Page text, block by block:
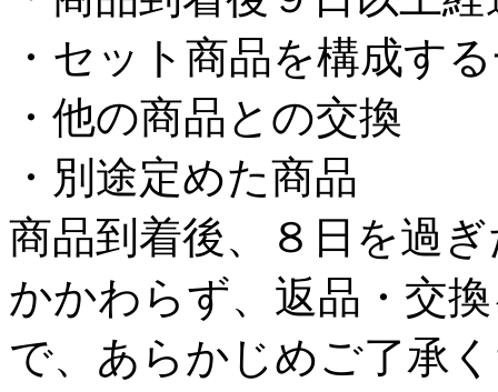
・セット商品を構成す
・他の商品との交換
・別途定めた商品
商品到着後、８日を過
かかわらず、返品・交
で、あらかじめご了承